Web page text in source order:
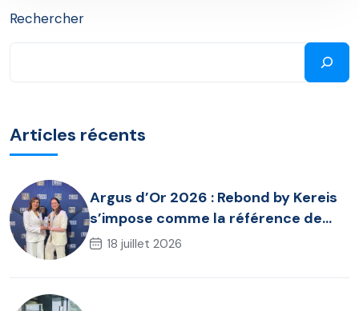
Rechercher
Articles récents
Argus d’Or 2026 : Rebond by Kereis
s’impose comme la référence de
l’assurance chômage dirigeant
18 juillet 2026